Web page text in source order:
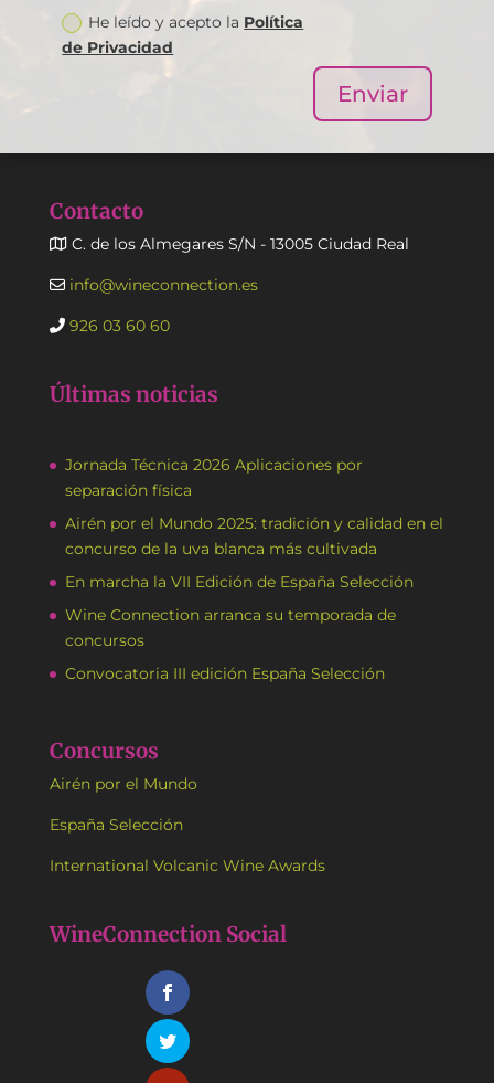
He leído y acepto la Política
de Privacidad
Enviar
Contacto
C. de los Almegares S/N - 13005 Ciudad Real
info@wineconnection.es
926 03 60 60
Últimas noticias
Jornada Técnica 2026 Aplicaciones por
separación física
Airén por el Mundo 2025: tradición y calidad en el
concurso de la uva blanca más cultivada
En marcha la VII Edición de España Selección
Wine Connection arranca su temporada de
concursos
Convocatoria III edición España Selección
Concursos
Airén por el Mundo
España Selección
International Volcanic Wine Awards
WineConnection Social